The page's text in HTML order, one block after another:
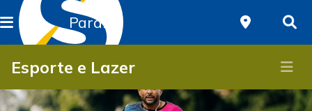
Paraná
Esporte e Lazer